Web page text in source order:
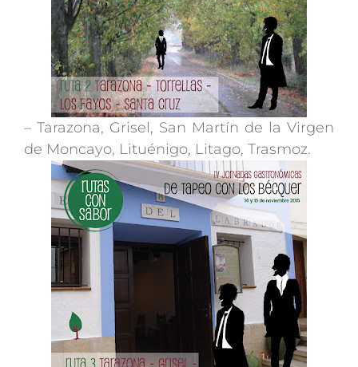
– Tarazona, Grisel, San Martín de la Virgen
de Moncayo, Lituénigo, Litago, Trasmoz.